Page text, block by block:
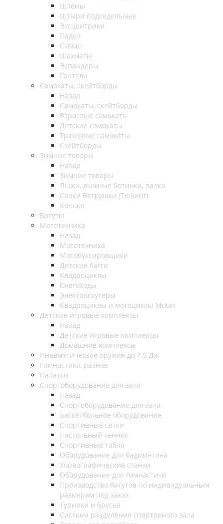
Шлемы
Штыри подседельные
Эксцентрики
Падел
Сквош
Шахматы
Эспандеры
Гантели
Самокаты, скейтборды
Назад
Самокаты, скейтборды
Взрослые самокаты
Детские самокаты
Трюковые самокаты
Скейтборды
Зимние товары
Назад
Зимние товары
Лыжи, лыжные ботинки, палки
Санки Ватрушки (Тюбинг)
Коньки
Батуты
Мототехника
Назад
Мототехника
Мотобуксировщики
Детские багги
Квадроциклы
Снегоходы
Электроскутеры
Квадроциклы и мотоциклы Motax
Детские игровые комплексы
Назад
Детские игровые комплексы
Домашние комплексы
Пневматическое оружие до 7.5 Дж
Гимнастика, разное
Палатки
Спортоборудование для зала
Назад
Спортоборудование для зала
Баскетбольное оборудование
Спортивные сетки
Настольный теннис
Спортивные табло
Оборудование для бадминтона
Хореографические станки
Оборудование для гимнастики
Производство батутов по индивидуальным
размерам под заказ
Турники и брусья
Система разделения спортивного зала